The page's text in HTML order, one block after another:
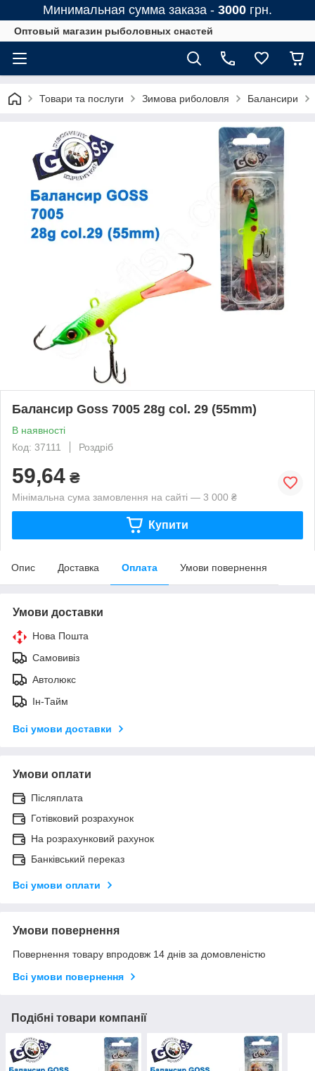
Минимальная сумма заказа - 3000 грн.
Оптовый магазин рыболовных снастей
Товари та послуги Зимова риболовля Балансири
Балансир Goss 7005 28g col. 29 (55mm)
В наявності
Код: 37111
Роздріб
59,64 ₴
Мінімальна сума замовлення на сайті — 3 000 ₴
Купити
Опис Доставка Оплата Умови повернення
Умови доставки
Нова Пошта
Самовивіз
Автолюкс
Ін-Тайм
Всі умови доставки
Умови оплати
Післяплата
Готівковий розрахунок
На розрахунковий рахунок
Банківський переказ
Всі умови оплати
Умови повернення
Повернення товару впродовж 14 днів за домовленістю
Всі умови повернення
Подібні товари компанії